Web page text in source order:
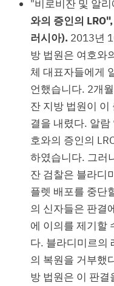
"비로비잔 및 알리
와의 증인의
러시아). 2013년
방 법원은 여호와
체 대표자들에게
언했습니다. 2개
잔 지방 법원이
결을 내렸다. 알
호와의 증인의
하였습니다. 그러
잔 검찰은 블라디
플렛 배포를 중단
의 신자들은 판결
에 이의를 제기할
다. 블라디미르의
의 복원을 거부했
방 법원은 이 판